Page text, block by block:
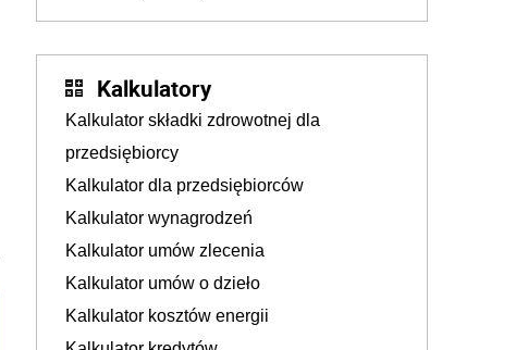
Kalkulatory
Kalkulator składki zdrowotnej dla
przedsiębiorcy
Kalkulator dla przedsiębiorców
Kalkulator wynagrodzeń
Kalkulator umów zlecenia
Kalkulator umów o dzieło
Kalkulator kosztów energii